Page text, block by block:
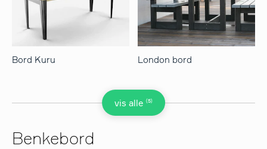
vis alle (5)
Bord Kuru London bord
Benkebord